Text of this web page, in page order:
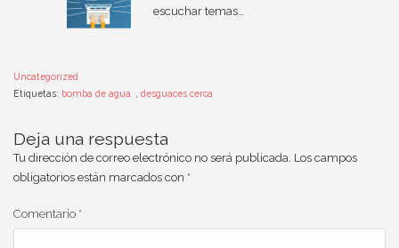
escuchar temas…
Uncategorized
Etiquetas: bomba de agua desguaces cerca
Deja una respuesta
Tu dirección de correo electrónico no será publicada. Los campos
obligatorios están marcados con *
Comentario *